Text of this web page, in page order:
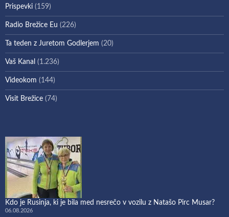
Prispevki (159)
Radio Brežice Eu (226)
Ta teden z Juretom Godlerjem (20)
Vaš Kanal (1.236)
Videokom (144)
Visit Brežice (74)
Kdo je Rusinja, ki je bila med nesrečo v vozilu z Natašo Pirc Musar?
06.08.2026